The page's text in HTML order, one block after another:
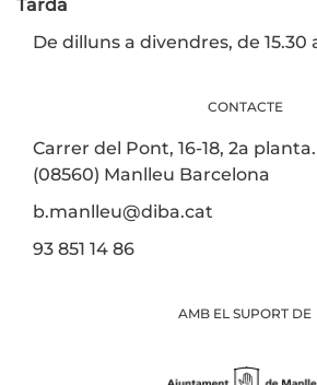
Tarda
De dilluns a divendres, de 15.30
CONTACTE
Carrer del Pont, 16-18, 2a planta.
(08560) Manlleu Barcelona
b.manlleu@diba.cat
93 851 14 86
AMB EL SUPORT DE